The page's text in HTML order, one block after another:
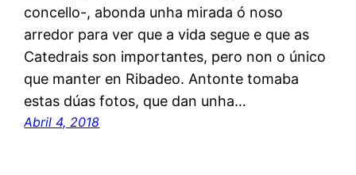
concello-, abonda unha mirada ó noso
arredor para ver que a vida segue e que as
Catedrais son importantes, pero non o único
que manter en Ribadeo. Antonte tomaba
estas dúas fotos, que dan unha…
Abril 4, 2018